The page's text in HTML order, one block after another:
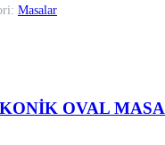
Masalar
OVAL MASA